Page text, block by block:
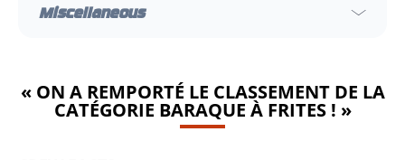
Miscellaneous
« ON A REMPORTÉ LE CLASSEMENT DE LA
CATÉGORIE BARAQUE À FRITES ! »